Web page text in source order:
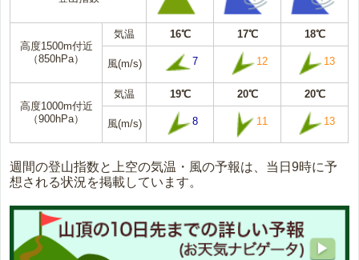
高度1500m付近
（850hPa）
気温 16℃ 17℃ 18℃
風(m/s) 7 12 13
高度1000m付近
（900hPa）
気温 19℃ 20℃ 20℃
風(m/s) 8 11 13
週間の登山指数と上空の気温・風の予報は、当日9時に予
想される状況を掲載しています。